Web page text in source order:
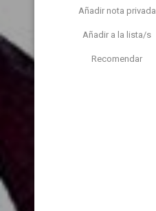
Añadir nota privada
Añadir a la lista/s
Recomendar